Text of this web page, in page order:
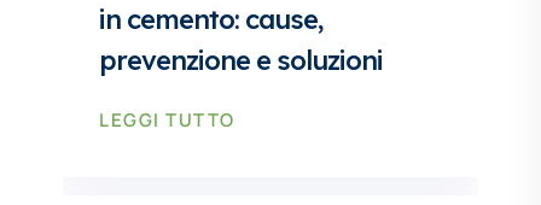
in cemento: cause,
prevenzione e soluzioni
LEGGI TUTTO